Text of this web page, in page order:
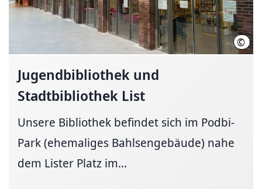
©
Jugendbibliothek und
Stadtbibliothek List
Unsere Bibliothek befindet sich im Podbi-
Park (ehemaliges Bahlsengebäude) nahe
dem Lister Platz im...